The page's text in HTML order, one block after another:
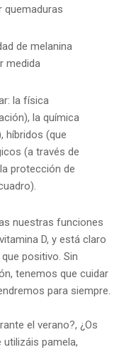
quemaduras
de melanina
medida
la física
la química
híbridos (que
(a través de
protección de
nuestras funciones
D, y está claro
positivo. Sin
tenemos que cuidar
para siempre.
el verano?, ¿Os
pamela,